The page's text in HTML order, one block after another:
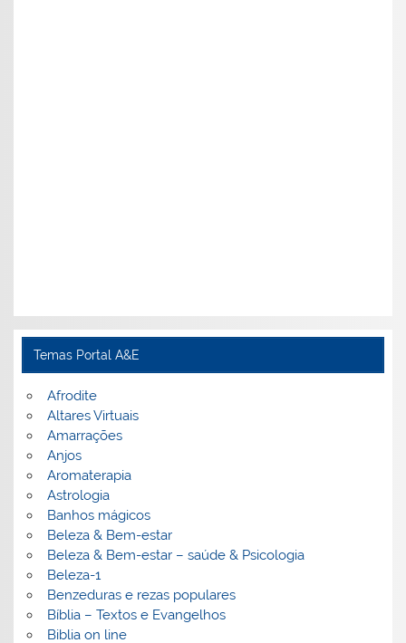
Temas Portal A&E
Afrodite
Altares Virtuais
Amarrações
Anjos
Aromaterapia
Astrologia
Banhos mágicos
Beleza & Bem-estar
Beleza & Bem-estar – saúde & Psicologia
Beleza-1
Benzeduras e rezas populares
Bíblia – Textos e Evangelhos
Biblia on line